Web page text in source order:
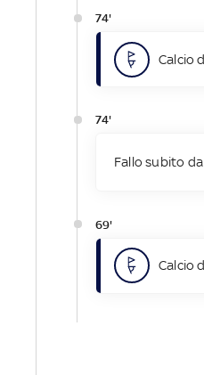
74'
Calcio
74'
Fallo subito da
69'
Calcio